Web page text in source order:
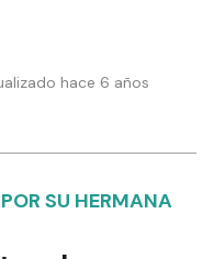
hace 6 años
SU HERMANA